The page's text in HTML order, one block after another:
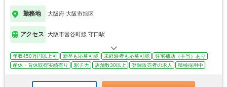
勤務地 大阪府 大阪市旭区
アクセス 大阪市営谷町線 守口駅
年収450万円以上可 新卒も応募可能 未経験者も応募可能
住宅補助（手当）あり
産休・育休取得実績有り
駅チカ 店舗数30以上 登録販売者の求人 積極採用中